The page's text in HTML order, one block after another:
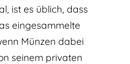
ist es üblich, dass
eingesammelte
Münzen dabei
seinem privaten